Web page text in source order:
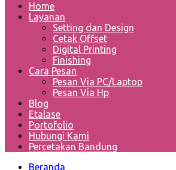
Home
Layanan
Setting dan Design
Cetak Offset
Digital Printing
Finishing
Cara Pesan
Pesan Via PC/Laptop
Pesan Via Hp
Blog
Etalase
Portofolio
Hubungi Kami
Percetakan Bandung
Beranda